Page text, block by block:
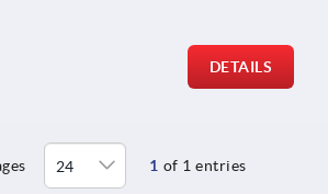
DETAILS
1 of 1 entries